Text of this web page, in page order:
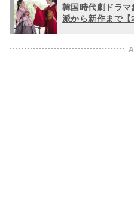
韓国時代劇ドラ
派から新作まで【